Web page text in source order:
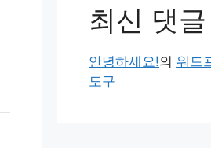
최신 댓글
안녕하세요!의 워드
도구